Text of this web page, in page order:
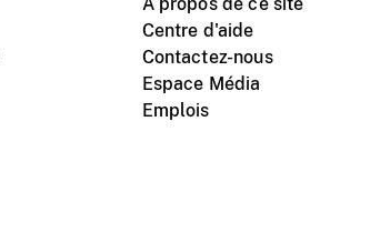
Centre d'aide
Contactez-nous
Espace Média
Emplois